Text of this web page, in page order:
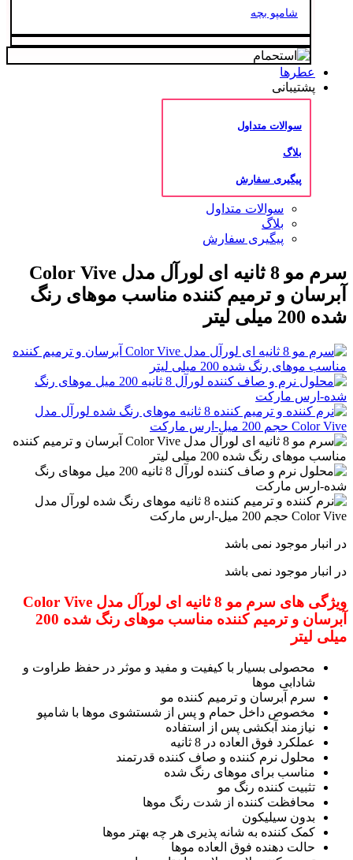
شامپو بچه
عطرها
پشتیبانی
سوالات متداول
بلاگ
پیگیری سفارش
سوالات متداول
بلاگ
پیگیری سفارش
سرم مو 8 ثانیه ای لورآل مدل Color Vive
آبرسان و ترمیم کننده مناسب موهای رنگ
شده 200 میلی لیتر
در انبار موجود نمی باشد
در انبار موجود نمی باشد
ویژگی های سرم مو 8 ثانیه ای لورآل مدل Color Vive
آبرسان و ترمیم کننده مناسب موهای رنگ شده 200
میلی لیتر
محصولی بسیار با کیفیت و مفید و موثر در حفظ طراوت و
شادابی موها
سرم آبرسان و ترمیم کننده مو
مخصوص داخل حمام و پس از شستشوی موها با شامپو
نیازمند آبکشی پس از استفاده
عملکرد فوق العاده در 8 ثانیه
محلول نرم کننده و صاف کننده قدرتمند
مناسب برای موهای رنگ شده
تثبیت کننده رنگ مو
محافظت کننده از شدت رنگ موها
بدون سیلیکون
کمک کننده به شانه پذیری هر چه بهتر موها
حالت دهنده فوق العاده موها